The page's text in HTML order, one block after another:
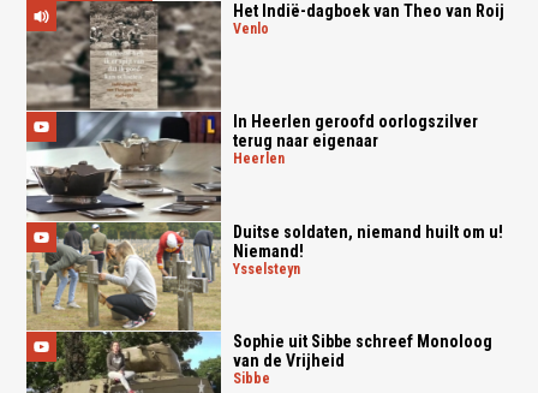
Het Indië-dagboek van Theo van Roij
venlo
In Heerlen geroofd oorlogszilver
terug naar eigenaar
heerlen
Duitse soldaten, niemand huilt om u!
Niemand!
ysselsteyn
Sophie uit Sibbe schreef Monoloog
van de Vrijheid
sibbe